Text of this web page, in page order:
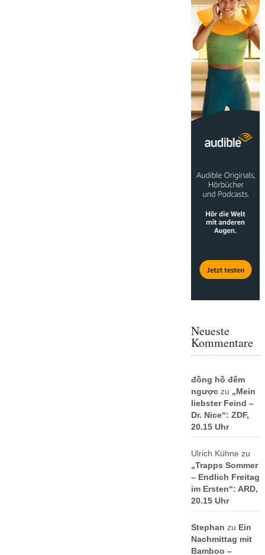
Neueste
Kommentare
đồng hồ đếm
ngượczu „Mein
liebster Feind –
Dr. Nice“: ZDF,
20.15 Uhr
Ulrich Kühne zu
„Trapps Sommer
– Endlich Freitag
im Ersten“: ARD,
20.15 Uhr
Stephan zu Ein
Nachmittag mit
Bamboo –